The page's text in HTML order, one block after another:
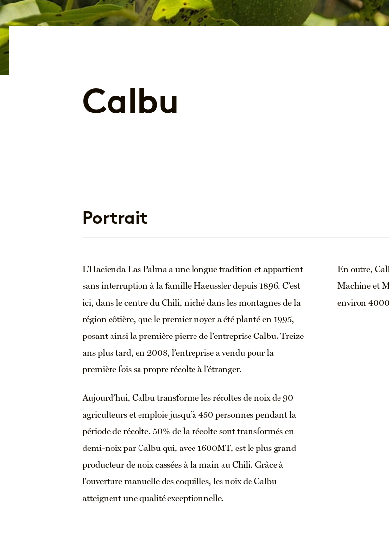
Calbu
Portrait
L’Hacienda Las Palma a une longue tradition et appartient
sans interruption à la famille Haeussler depuis 1896. C’est
ici, dans le centre du Chili, niché dans les montagnes de la
région côtière, que le premier noyer a été planté en 1995,
posant ainsi la première pierre de l’entreprise Calbu. Treize
ans plus tard, en 2008, l’entreprise a vendu pour la
première fois sa propre récolte à l’étranger.
Aujourd’hui, Calbu transforme les récoltes de noix de 90
agriculteurs et emploie jusqu’à 450 personnes pendant la
période de récolte. 50% de la récolte sont transformés en
demi-noix par Calbu qui, avec 1600MT, est le plus grand
producteur de noix cassées à la main au Chili. Grâce à
l’ouverture manuelle des coquilles, les noix de Calbu
atteignent une qualité exceptionnelle.
En outre,
Machine et
environ